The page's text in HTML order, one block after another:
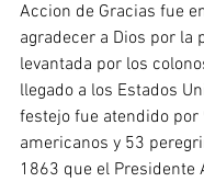
Accion de Gracias fue
agradecer a Dios por la
levantada por los
llegado a los Estados
festejo fue atendido por
americanos y 53
1863 que el Presidente